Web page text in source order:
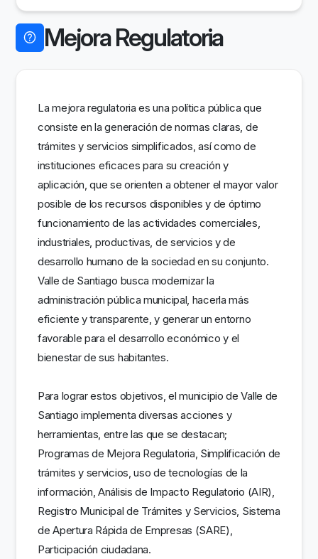
Mejora Regulatoria
La mejora regulatoria es una política pública que
consiste en la generación de normas claras, de
trámites y servicios simplificados, así como de
instituciones eficaces para su creación y
aplicación, que se orienten a obtener el mayor valor
posible de los recursos disponibles y de óptimo
funcionamiento de las actividades comerciales,
industriales, productivas, de servicios y de
desarrollo humano de la sociedad en su conjunto.
Valle de Santiago busca modernizar la
administración pública municipal, hacerla más
eficiente y transparente, y generar un entorno
favorable para el desarrollo económico y el
bienestar de sus habitantes.
Para lograr estos objetivos, el municipio de Valle de
Santiago implementa diversas acciones y
herramientas, entre las que se destacan;
Programas de Mejora Regulatoria, Simplificación de
trámites y servicios, uso de tecnologías de la
información, Análisis de Impacto Regulatorio (AIR),
Registro Municipal de Trámites y Servicios, Sistema
de Apertura Rápida de Empresas (SARE),
Participación ciudadana.